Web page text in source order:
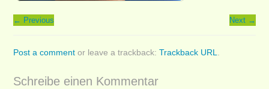
← Previous Next →
Post a comment or leave a trackback:Trackback URL
Schreibe einen Kommentar